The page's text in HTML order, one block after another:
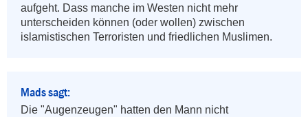
aufgeht. Dass manche im Westen nicht mehr
unterscheiden können (oder wollen) zwischen
islamistischen Terroristen und friedlichen Muslimen.
Mads sagt:
Die "Augenzeugen" hatten den Mann nicht